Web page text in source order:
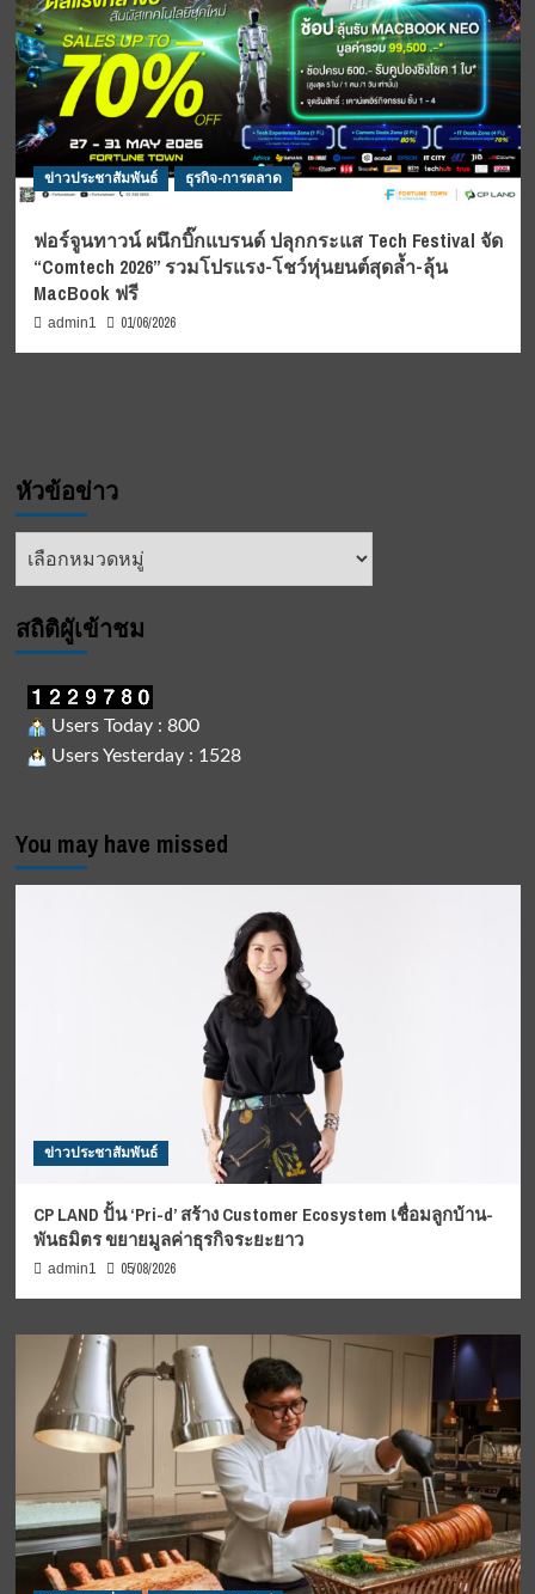
ข่าวประชาสัมพันธ์ ธุรกิจ-การตลาด
ฟอร์จูนทาวน์ ผนึกบิ๊กแบรนด์ ปลุกกระแส Tech Festival จัด
“Comtech 2026” รวมโปรแรง-โชว์หุ่นยนต์สุดล้ำ-ลุ้น
MacBook ฟรี
admin1 01/06/2026
หัวข้อข่าว
หัวข้อ
สถิติผูัเข้าชม
Users Today : 800
Users Yesterday : 1528
You may have missed
ข่าวประชาสัมพันธ์
CP LAND ปั้น ‘Pri-d’ สร้าง Customer Ecosystem เชื่อมลูกบ้าน-
พันธมิตร ขยายมูลค่าธุรกิจระยะยาว
admin1 05/08/2026